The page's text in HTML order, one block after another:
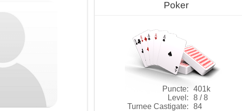
Poker
Puncte:
401k
Level:
8 / 8
Turnee Castigate:
84